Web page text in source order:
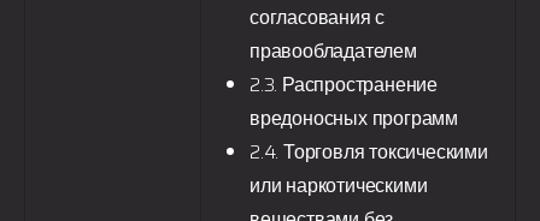
согласования с
правообладателем
2.3. Распространение
вредоносных программ
2.4. Торговля токсическими
или наркотическими